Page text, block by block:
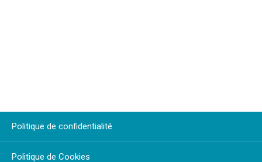
Politique de confidentialité
Politique de Cookies